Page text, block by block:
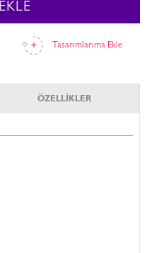
Tasarımlarıma Ekle
ÖZELLİKLER